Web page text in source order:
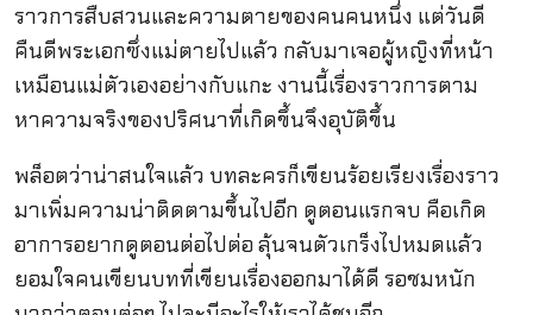
ราวการสืบสวนและความตายของคนคนหนึ่ง แต่วันดี
คืนดีพระเอกซึ่งแม่ตายไปแล้ว กลับมาเจอผู้หญิงที่หน้า
เหมือนแม่ตัวเองอย่างกับแกะ งานนี้เรื่องราวการตาม
หาความจริงของปริศนาที่เกิดขึ้นจึงอุบัติขึ้น
พล็อตว่าน่าสนใจแล้ว บทละครก็เขียนร้อยเรียงเรื่องราว
มาเพิ่มความน่าติดตามขึ้นไปอีก ดูตอนแรกจบ คือเกิด
อาการอยากดูตอนต่อไปต่อ ลุ้นจนตัวเกร็งไปหมดแล้ว
ยอมใจคนเขียนบทที่เขียนเรื่องออกมาได้ดี รอชมหนัก